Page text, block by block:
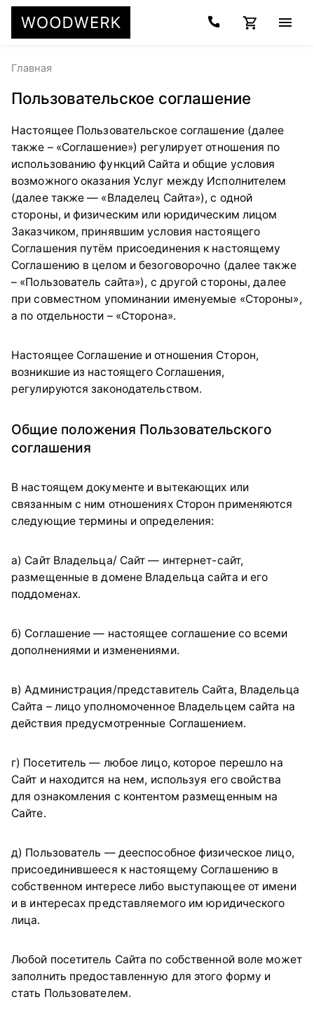
Главная
Пользовательское соглашение
Настоящее Пользовательское соглашение (далее
также – «Соглашение») регулирует отношения по
использованию функций Сайта и общие условия
возможного оказания Услуг между Исполнителем
(далее также — «Владелец Сайта»), с одной
стороны, и физическим или юридическим лицом
Заказчиком, принявшим условия настоящего
Соглашения путём присоединения к настоящему
Соглашению в целом и безоговорочно (далее также
– «Пользователь сайта»), с другой стороны, далее
при совместном упоминании именуемые «Стороны»,
а по отдельности – «Сторона».
Настоящее Соглашение и отношения Сторон,
возникшие из настоящего Соглашения,
регулируются законодательством.
Общие положения Пользовательского
соглашения
В настоящем документе и вытекающих или
связанным с ним отношениях Сторон применяются
следующие термины и определения:
а) Сайт Владельца/ Сайт — интернет-сайт,
размещенные в домене Владельца сайта и его
поддоменах.
б) Соглашение — настоящее соглашение со всеми
дополнениями и изменениями.
в) Администрация/представитель Сайта, Владельца
Сайта – лицо уполномоченное Владельцем сайта на
действия предусмотренные Соглашением.
г) Посетитель — любое лицо, которое перешло на
Сайт и находится на нем, используя его свойства
для ознакомления с контентом размещенным на
Сайте.
д) Пользователь — дееспособное физическое лицо,
присоединившееся к настоящему Соглашению в
собственном интересе либо выступающее от имени
и в интересах представляемого им юридического
лица.
Любой посетитель Сайта по собственной воле может
заполнить предоставленную для этого форму и
стать Пользователем.